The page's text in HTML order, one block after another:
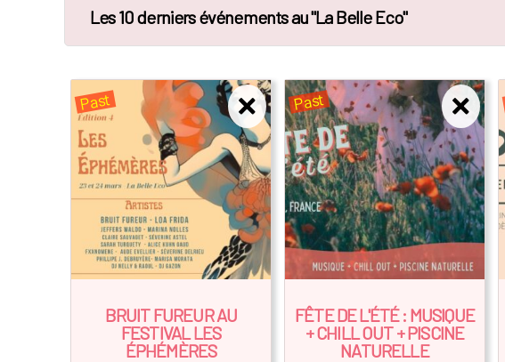
Les 10 derniers événements au "La Belle Eco"
BRUIT FUREUR AU
FESTIVAL LES
ÉPHÉMÈRES
Past
FÊTE DE L'ÉTÉ : MUSIQUE
+ CHILL OUT + PISCINE
NATURELLE
Past